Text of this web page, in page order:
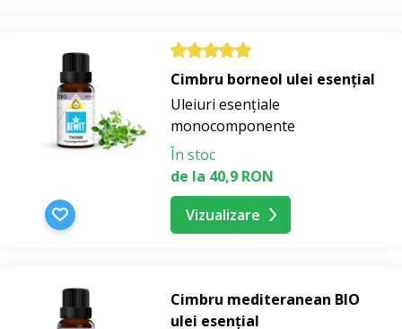
Cimbru borneol ulei esențial
Uleiuri esențiale
monocomponente
În stoc
de la 40,9 RON
Vizualizare
Cimbru mediteranean BIO
ulei esențial